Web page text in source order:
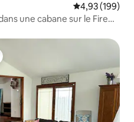
Évaluation
4,93 (199)
une cabane sur le Fire
appréciés